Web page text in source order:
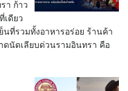
า ก้าว
เดียว
นที่รวมทั้งอาหารอร่อย ร้านค้า
ดนัดเลียบด่วนรามอินทรา คือ